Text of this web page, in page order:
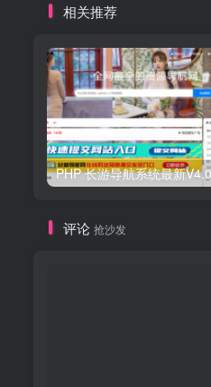
相关推荐
评论 抢沙发